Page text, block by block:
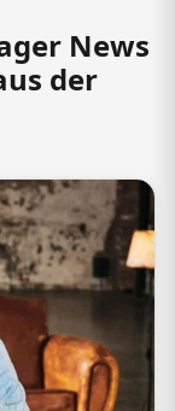
News
der